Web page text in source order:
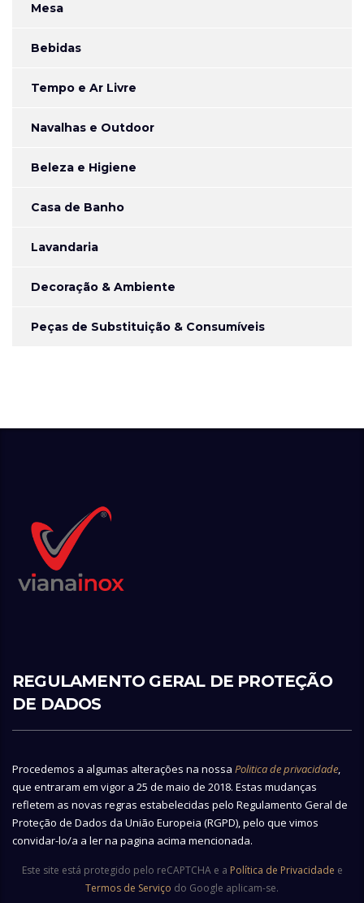
Mesa
Bebidas
Tempo e Ar Livre
Navalhas e Outdoor
Beleza e Higiene
Casa de Banho
Lavandaria
Decoração & Ambiente
Peças de Substituição & Consumíveis
REGULAMENTO GERAL DE PROTEÇÃO
DE DADOS
Procedemos a algumas alterações na nossa Politica de privacidade,
que entraram em vigor a 25 de maio de 2018. Estas mudanças
refletem as novas regras estabelecidas pelo Regulamento Geral de
Proteção de Dados da União Europeia (RGPD), pelo que vimos
convidar-lo/a a ler na pagina acima mencionada.
Este site está protegido pelo reCAPTCHA e a Política de Privacidade e
Termos de Serviço do Google aplicam-se.